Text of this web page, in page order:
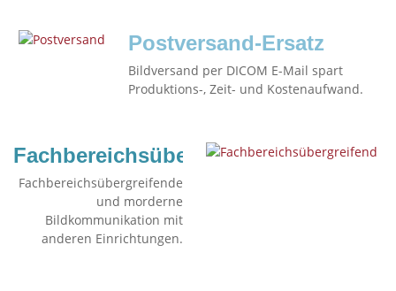
Postversand-Ersatz
Bildversand per DICOM E-Mail spart
Produktions-, Zeit- und Kostenaufwand.
Fachbereichsübergreifend
Fachbereichsübergreifende
und morderne
Bildkommunikation mit
anderen Einrichtungen.